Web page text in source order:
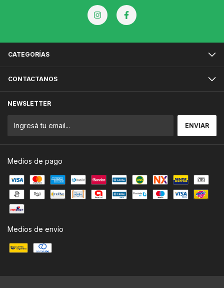
CATEGORÍAS
CONTACTANOS
NEWSLETTER
Medios de pago
Medios de envío